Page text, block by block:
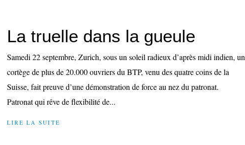
La truelle dans la gueule
Samedi 22 septembre, Zurich, sous un soleil radieux d’après midi indien, un
cortège de plus de 20.000 ouvriers du BTP, venu des quatre coins de la
Suisse, fait preuve d’une démonstration de force au nez du patronat.
Patronat qui rêve de flexibilité de...
LIRE LA SUITE